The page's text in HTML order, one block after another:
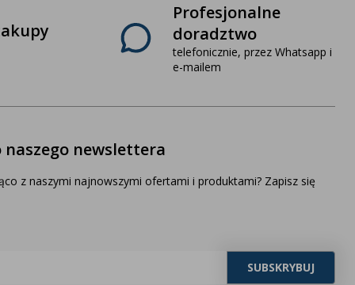
Profesjonalne
doradztwo
telefonicznie, przez Whatsapp i
e-mailem
naszego newslettera
z naszymi najnowszymi ofertami i produktami? Zapisz się